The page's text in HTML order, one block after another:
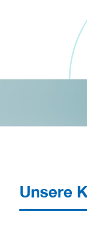
Unsere